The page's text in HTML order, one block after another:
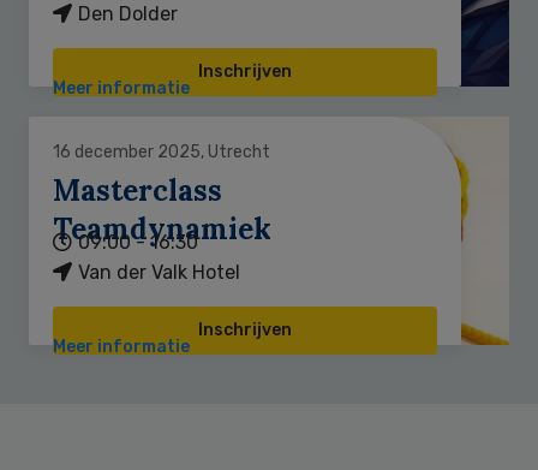
Den Dolder
Inschrijven
Meer informatie
16 december 2025, Utrecht
Masterclass
Teamdynamiek
09:00 - 16:30
Van der Valk Hotel
Inschrijven
Meer informatie